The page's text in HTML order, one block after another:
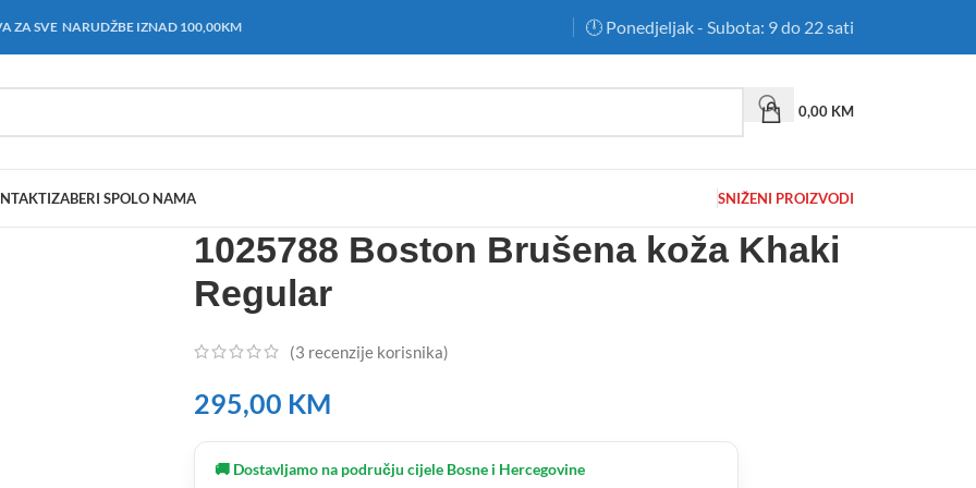
ZA SVE NARUDŽBE IZNAD 100,00KM 🕛 Ponedjeljak - Subota: 9 do 22 sati
0,00 KM
IZABERI SPOLO NAMA SNIŽENI PROIZVODI
1025788 Boston Brušena koža Khaki
Regular
(3 recenzije korisnika)
295,00 KM
🚚 Dostavljamo na području cijele Bosne i Hercegovine